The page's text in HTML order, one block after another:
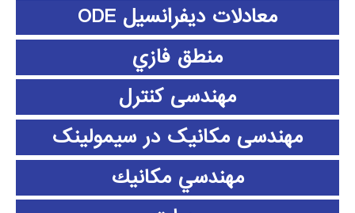
معادلات دیفرانسیل ODE
منطق فازي
مهندسی کنترل
مهندسی مکانیک در سیمولینک
مهندسي مكانيك